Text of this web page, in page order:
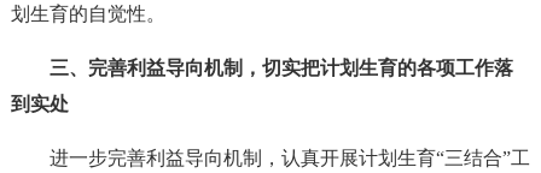
划生育的自觉性。
三、完善利益导向机制，切实把计划生育的各项工作落
到实处
进一步完善利益导向机制，认真开展计划生育“三结合”工